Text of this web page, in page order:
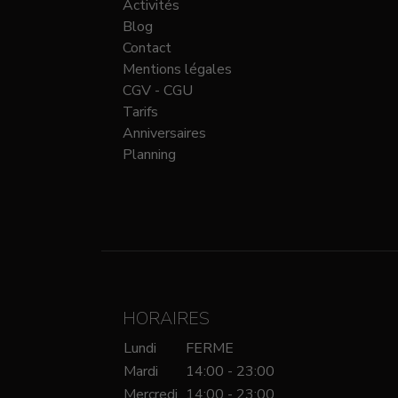
Activités
Blog
Contact
Mentions légales
CGV - CGU
Tarifs
Anniversaires
Planning
HORAIRES
Lundi
FERME
Mardi
14:00 - 23:00